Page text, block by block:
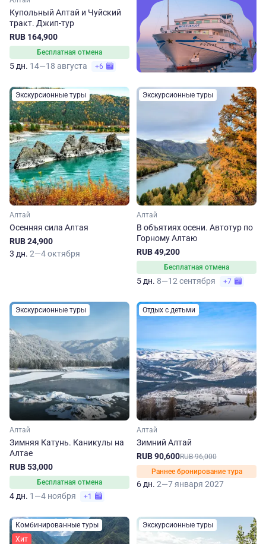
Купольный Алтай и Чуйский
тракт. Джип-тур
RUB 164,900
Бесплатная отмена
5 дн. 14—18 августа +6
Экскурсионные туры
Алтай
Осенняя сила Алтая
RUB 24,900
3 дн. 2—4 октября
Экскурсионные туры
Алтай
В объятиях осени. Автотур по
Горному Алтаю
RUB 49,200
Бесплатная отмена
5 дн. 8—12 сентября +7
Экскурсионные туры
Алтай
Зимняя Катунь. Каникулы на
Алтае
RUB 53,000
Бесплатная отмена
4 дн. 1—4 ноября +1
Отдых с детьми
Алтай
Зимний Алтай
RUB 90,600RUB 96,000
Раннее бронирование тура
6 дн. 2—7 января 2027
Комбинированные туры
Хит
Экскурсионные туры